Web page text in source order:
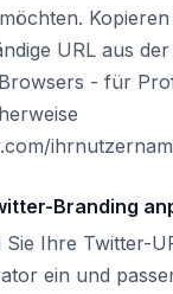
Kopieren
URL aus
- für
Branding
Sie Ihre Twitter-
ein und